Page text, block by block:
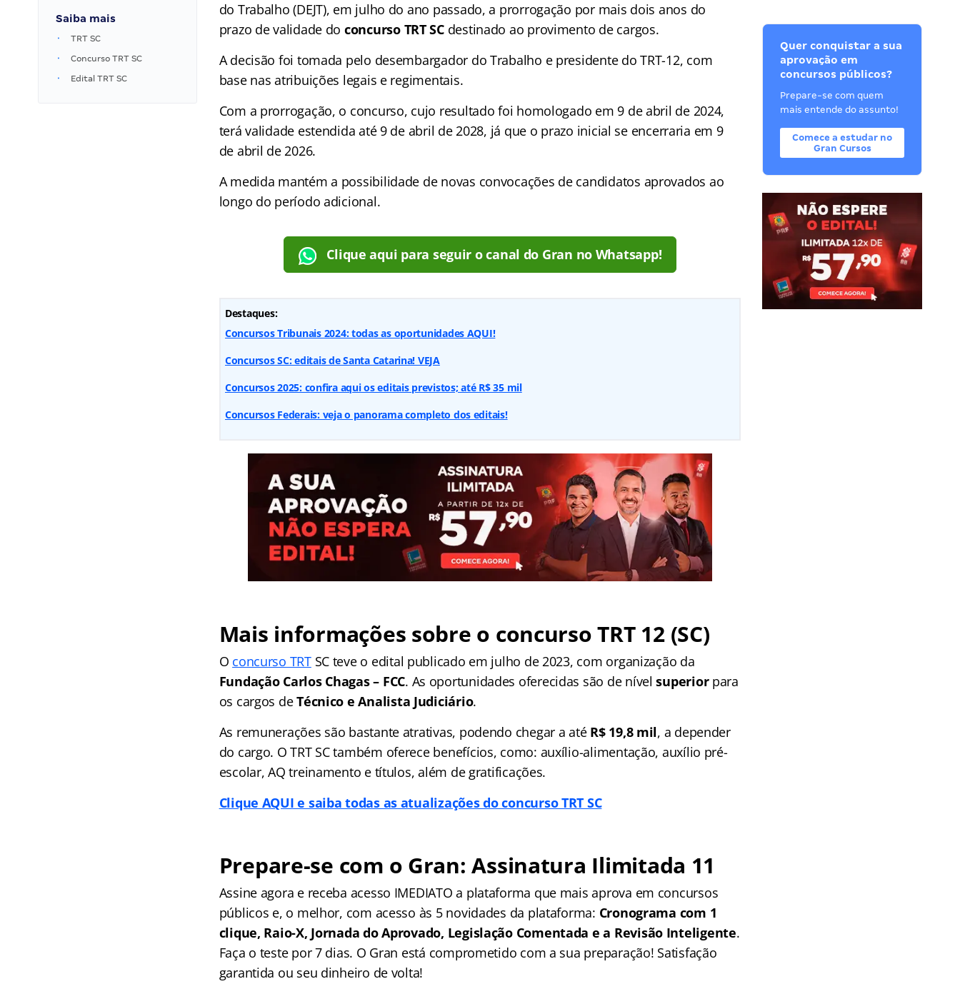
Saiba mais
TRT SC
Concurso TRT SC
Edital TRT SC
do Trabalho (DEJT), em julho do ano passado, a prorrogação por mais dois anos do
prazo de validade do concurso TRT SCdestinado ao provimento de cargos.
A decisão foi tomada pelo desembargador do Trabalho e presidente do TRT-12, com
base nas atribuições legais e regimentais.
Com a prorrogação, o concurso, cujo resultado foi homologado em 9 de abril de 2024,
terá validade estendida até 9 de abril de 2028, já que o prazo inicial se encerraria em 9
de abril de 2026.
A medida mantém a possibilidade de novas convocações de candidatos aprovados ao
longo do período adicional.
Clique aqui para seguir o canal do Gran no Whatsapp!
Destaques:
Concursos Tribunais 2024: todas as oportunidades AQUI!
Concursos SC: editais de Santa Catarina! VEJA
Concursos 2025: confira aqui os editais previstos; até R$ 35 mil
Concursos Federais: veja o panorama completo dos editais!
Mais informações sobre o concurso TRT 12 (SC)
O concurso TRTSC teve o edital publicado em julho de 2023, com organização da
Fundação Carlos Chagas – FCC. As oportunidades oferecidas são de nívelsuperiorpara
os cargos deTécnico e Analista Judiciário.
As remunerações são bastante atrativas, podendo chegar a até R$ 19,8 mil, a depender
do cargo. O TRT SC também oferece benefícios, como: auxílio-alimentação, auxílio pré-
escolar, AQ treinamento e títulos, além de gratificações.
Clique AQUI e saiba todas as atualizações do concurso TRT SC
Prepare-se com o Gran: Assinatura Ilimitada 11
Assine agora e receba acesso IMEDIATO a plataforma que mais aprova em concursos
públicos e, o melhor, com acesso às 5 novidades da plataforma: Cronograma com 1
clique, Raio-X, Jornada do Aprovado, Legislação Comentada e a Revisão Inteligente.
Faça o teste por 7 dias. O Gran está comprometido com a sua preparação! Satisfação
garantida ou seu dinheiro de volta!
Quer conquistar a sua
aprovação em
concursos públicos?
Prepare-se com quem
mais entende do assunto!
Comece a estudar no
Gran Cursos